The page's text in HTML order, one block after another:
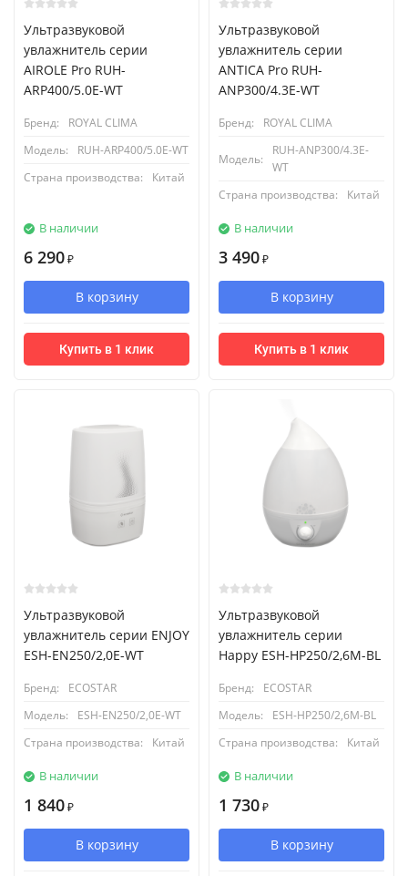
Ультразвуковой
увлажнитель серии
AIROLE Pro RUH-
ARP400/5.0E-WT
Бренд:
ROYAL CLIMA
Модель:
RUH-ARP400/5.0E-WT
Страна производства:
Китай
В наличии
6 290 ₽
В корзину
Купить в 1 клик
Ультразвуковой
увлажнитель серии
ANTICA Pro RUH-
ANP300/4.3E-WT
Бренд: ROYAL CLIMA
Модель:
RUH-ANP300/4.3E-
WT
Страна производства:
Китай
В наличии
3 490 ₽
В корзину
Купить в 1 клик
Ультразвуковой
увлажнитель серии ENJOY
ESH-EN250/2,0E-WT
Бренд:
ECOSTAR
Модель:
ESH-EN250/2,0E-WT
Страна производства:
Китай
В наличии
1 840 ₽
В корзину
Ультразвуковой
увлажнитель серии
Happy ESH-HP250/2,6M-BL
Бренд:
ECOSTAR
Модель:
ESH-HP250/2,6M-BL
Страна производства:
Китай
В наличии
1 730 ₽
В корзину